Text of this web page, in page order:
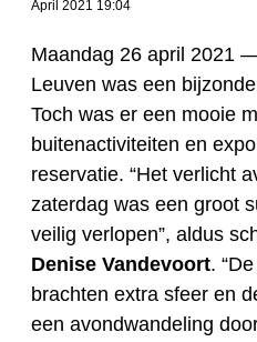
April 2021 19:04
Maandag 26 april 2021
Leuven was een
Toch was er een mooie
buitenactiviteiten en
reservatie. “Het verlicht
zaterdag was een groot
veilig verlopen”, aldus
Denise Vandevoort.
brachten extra sfeer en
een avondwandeling